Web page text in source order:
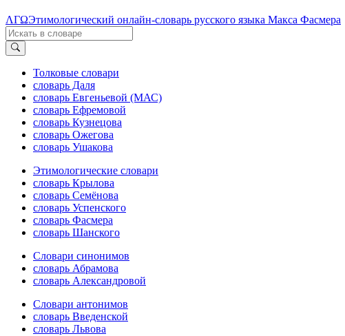
ΛΓΩЭтимологический онлайн-словарь русского языка Макса Фасмера
Толковые словари
словарь Даля
словарь Евгеньевой (МАС)
словарь Ефремовой
словарь Кузнецова
словарь Ожегова
словарь Ушакова
Этимологические словари
словарь Крылова
словарь Семёнова
словарь Успенского
словарь Фасмера
словарь Шанского
Словари синонимов
словарь Абрамова
словарь Александровой
Словари антонимов
словарь Введенской
словарь Львова